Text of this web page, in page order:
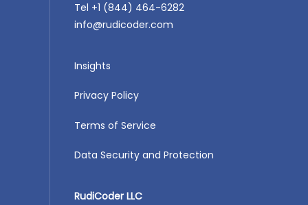
Tel +1 (844) 464-6282
info@rudicoder.com
Insights
Privacy Policy
Terms of Service
Data Security and Protection
RudiCoder LLC